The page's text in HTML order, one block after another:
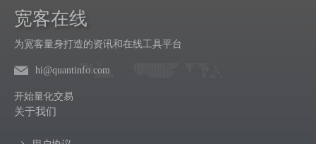
宽客在线
为宽客量身打造的资讯和在线工具平台
hi@quantinfo.com
开始量化交易
关于我们